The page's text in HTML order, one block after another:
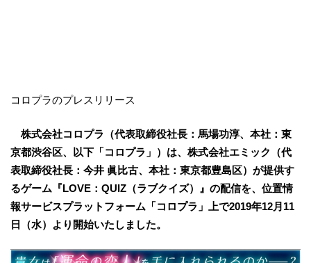
コロプラのプレスリリース
株式会社コロプラ（代表取締役社長：馬場功淳、本社：東
京都渋谷区、以下「コロプラ」）は、株式会社エミック（代
表取締役社長：今井 眞比古、本社：東京都豊島区）が提供す
るゲーム『LOVE：QUIZ（ラブクイズ）』の配信を、位置情
報サービスプラットフォーム「コロプラ」上で2019年12月11
日（水）より開始いたしました。